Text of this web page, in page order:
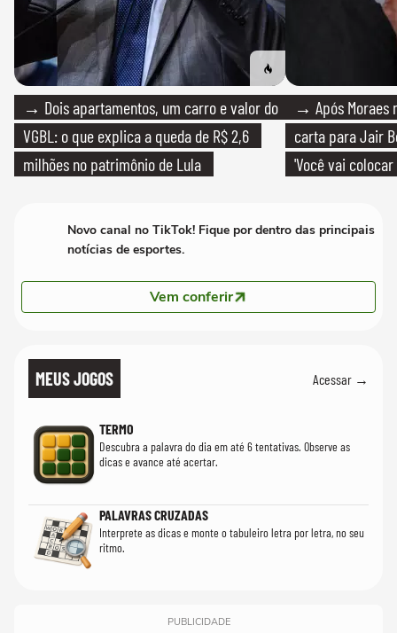
→ Dois apartamentos, um carro e valor do
VGBL: o que explica a queda de R$ 2,6
milhões no patrimônio de Lula
→ Após Moraes
carta para Jair
'Você vai
Novo canal no TikTok! Fique por dentro das principais
notícias de esportes.
Vem conferir
MEUS JOGOS Acessar →
TERMO
Descubra a palavra do dia em até 6 tentativas. Observe as
dicas e avance até acertar.
PALAVRAS CRUZADAS
Interprete as dicas e monte o tabuleiro letra por letra, no seu
ritmo.
PUBLICIDADE